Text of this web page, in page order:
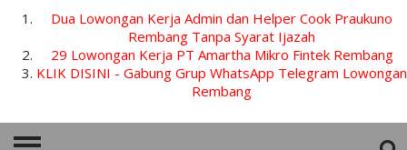
Dua Lowongan Kerja Admin dan Helper Cook Praukuno
Rembang Tanpa Syarat Ijazah
29 Lowongan Kerja PT Amartha Mikro Fintek Rembang
KLIK DISINI - Gabung Grup WhatsApp Telegram Lowongan
Rembang